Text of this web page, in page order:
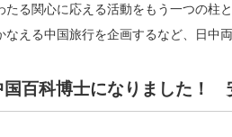
たる関心に応える活動をもう一つの柱
える中国旅行を企画するなど、日中
国百科博士になりました！